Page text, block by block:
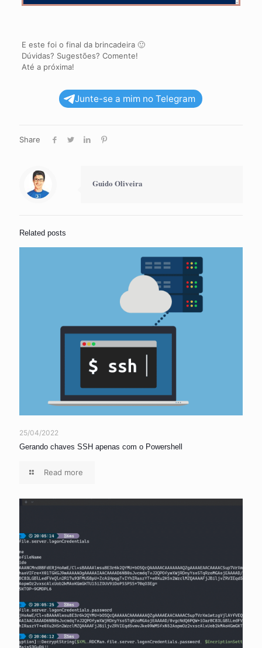
E este foi o final da brincadeira 🙂
Dúvidas? Sugestões? Comente!
Até a próxima!
Junte-se a mim no Telegram
Share
Guido Oliveira
Related posts
25/04/2022
Gerando chaves SSH apenas com o Powershell
Read more